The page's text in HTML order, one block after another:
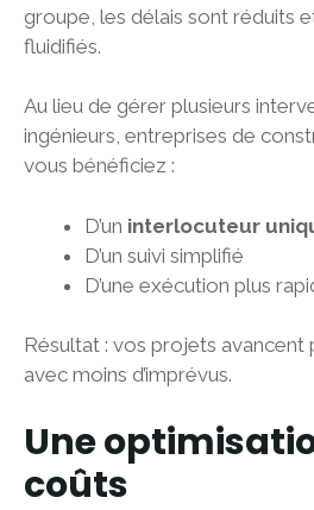
groupe, les délais sont réduits
fluidifiés.
Au lieu de gérer plusieurs
ingénieurs, entreprises de
vous bénéficiez :
D’un interlocuteur
D’un suivi simplifié
D’une exécution plus
Résultat : vos projets avancent
avec moins d’imprévus.
Une
coûts